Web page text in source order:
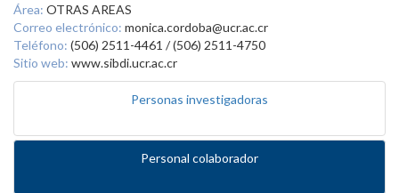
Área: OTRAS AREAS
Correo electrónico: monica.cordoba@ucr.ac.cr
Teléfono: (506) 2511-4461 / (506) 2511-4750
Sitio web: www.sibdi.ucr.ac.cr
Personas investigadoras
Personal colaborador